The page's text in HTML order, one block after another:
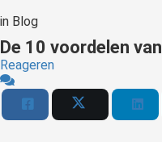
in Blog
De 10 voordelen
Reageren